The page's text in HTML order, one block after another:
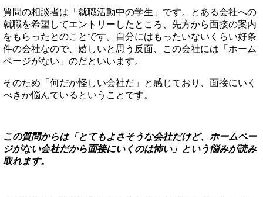
質問の相談者は「就職活動中の学生」です。とある会社への
就職を希望してエントリーしたところ、先方から面接の案内
をもらったとのことです。自分にはもったいないくらい好条
件の会社なので、嬉しいと思う反面、この会社には「ホーム
ページがない」のだといいます。
そのため「何だか怪しい会社だ」と感じており、面接にいく
べきか悩んでいるということです。
この質問からは「とてもよさそうな会社だけど、ホームペー
ジがない会社だから面接にいくのは怖い」という悩みが読み
取れます。